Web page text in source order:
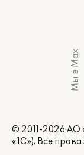
Мы в Max
© 2011-2026 АО
«1С»). Все